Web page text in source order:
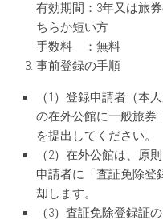
有効期間：3年又は旅
ちらか短い方
手数料 ：無料
事前登録の手順
（1）登録申請者（本
の在外公館に一般旅券
を提出してください。
（2）在外公館は、原
申請者に「査証免除登
却します。
（3）査証免除登録証